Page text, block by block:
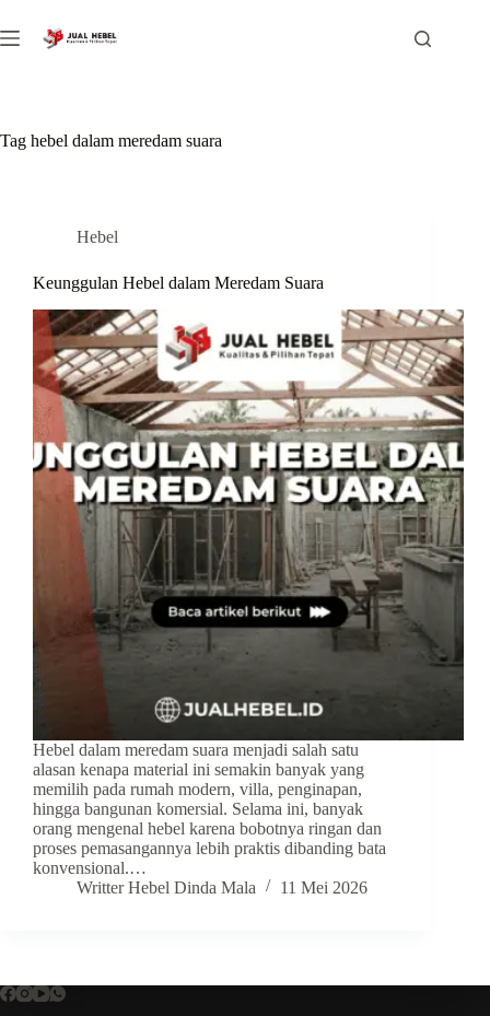
to
content
Tag hebel dalam meredam suara
Hebel
Keunggulan Hebel dalam Meredam Suara
Hebel dalam meredam suara menjadi salah satu
alasan kenapa material ini semakin banyak yang
memilih pada rumah modern, villa, penginapan,
hingga bangunan komersial. Selama ini, banyak
orang mengenal hebel karena bobotnya ringan dan
proses pemasangannya lebih praktis dibanding bata
konvensional.…
Writter Hebel Dinda Mala
11 Mei 2026